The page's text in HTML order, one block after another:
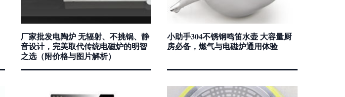
厂家批发电陶炉 无辐射、不挑锅、静
音设计，完美取代传统电磁炉的明智
之选（附价格与图片解析）
小助手304不锈钢鸣笛水壶 大容量厨
房必备，燃气与电磁炉通用体验